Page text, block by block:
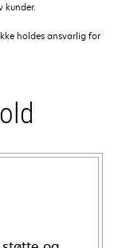
kunder.
holdes ansvarlig for